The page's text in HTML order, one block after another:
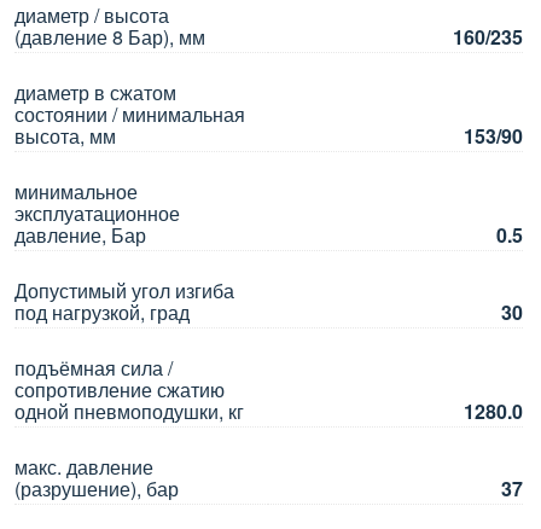
диаметр / высота
(давление 8 Бар), мм
160/235
диаметр в сжатом
состоянии / минимальная
высота, мм
153/90
минимальное
эксплуатационное
давление, Бар
0.5
Допустимый угол изгиба
под нагрузкой, град
30
подъёмная сила /
сопротивление сжатию
одной пневмоподушки, кг
1280.0
макс. давление
(разрушение), бар
37